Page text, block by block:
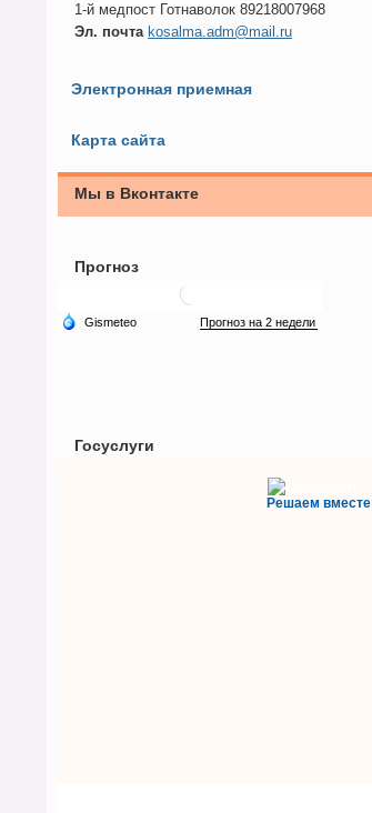
1-й медпост Готнаволок 89218007968
Эл. почта kosalma.adm@mail.ru
Электронная приемная
Карта сайта
Мы в Вконтакте
Прогноз
Госуслуги
Решаем вместе